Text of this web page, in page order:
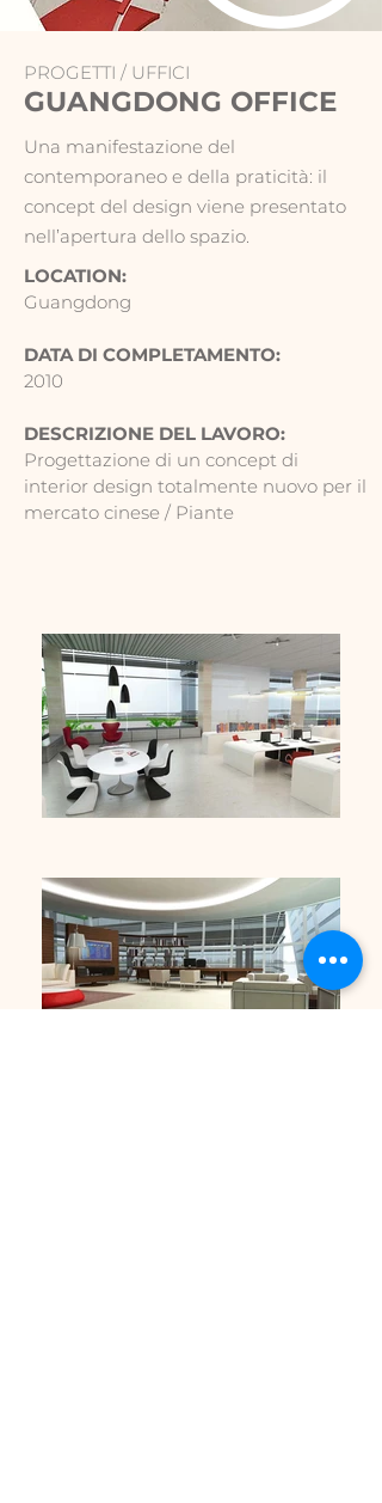
PROGETTI / UFFICI
GUANGDONG OFFICE
Una manifestazione del
contemporaneo e della praticità: il
concept del design viene presentato
nell’apertura dello spazio.
LOCATION:
Guangdong
DATA DI COMPLETAMENTO:
2010
DESCRIZIONE DEL LAVORO:
Progettazione di un concept di
interior design totalmente nuovo per il
mercato cinese / Piante